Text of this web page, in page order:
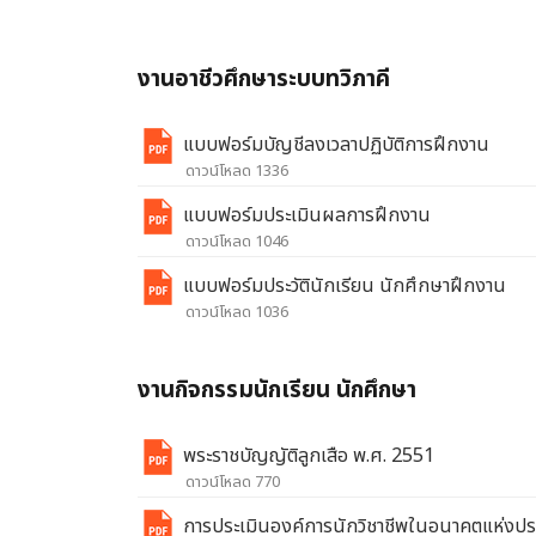
งานอาชีวศึกษาระบบทวิภาคี
แบบฟอร์มบัญชีลงเวลาปฏิบัติการฝึกงาน
ดาวน์โหลด 1336
แบบฟอร์มประเมินผลการฝึกงาน
ดาวน์โหลด 1046
แบบฟอร์มประวัตินักเรียน นักศึกษาฝึกงาน
ดาวน์โหลด 1036
งานกิจกรรมนักเรียน นักศึกษา
พระราชบัญญัติลูกเสือ พ.ศ. 2551
ดาวน์โหลด 770
การประเมินองค์การนักวิชาชีพในอนาคตแห่งปร